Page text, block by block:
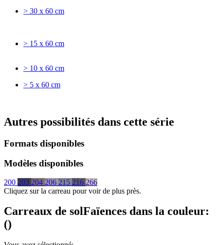
> 30 x 60 cm
> 15 x 60 cm
> 10 x 60 cm
> 5 x 60 cm
Autres possibilités dans cette série
Formats disponibles
Modèles disponibles
200 203 204 206 215 216 266
Cliquez sur la carreau pour voir de plus près.
Carreaux de solFaïences dans la couleur:
()